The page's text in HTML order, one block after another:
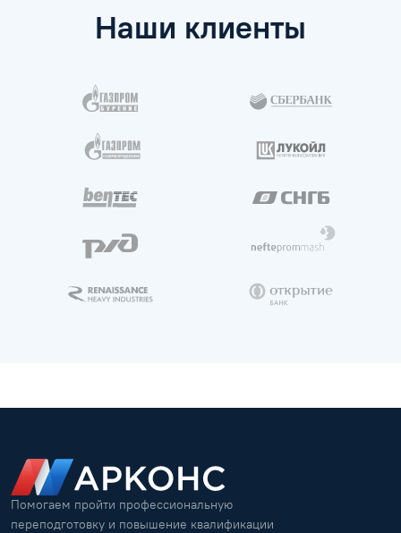
Наши клиенты
Помогаем пройти профессиональную
переподготовку и повышение квалификации